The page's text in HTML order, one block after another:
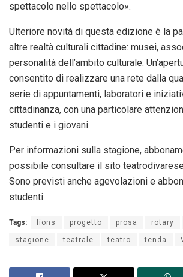
spettacolo nello spettacolo».
Ulteriore novità di questa edizione è la
altre realtà culturali cittadine: musei,
personalità dell’ambito culturale.
consentito di realizzare una rete dalla
serie di appuntamenti, laboratori e
cittadinanza, con una particolare
studenti e i giovani.
Per informazioni sulla stagione,
possibile consultare il sito
Sono previsti anche agevolazioni e
studenti.
Tags: lions progetto prosa rotary
stagione teatrale teatro tenda